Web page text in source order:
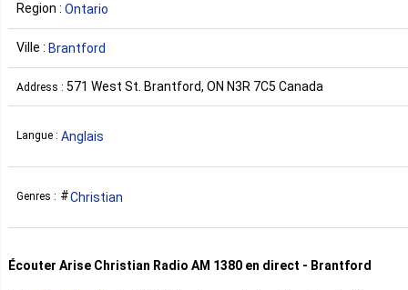
Region : Ontario
Ville : Brantford
Address : 571 West St. Brantford, ON N3R 7C5 Canada
Langue : Anglais
Genres : Christian
Écouter Arise Christian Radio AM 1380 en direct - Brantford